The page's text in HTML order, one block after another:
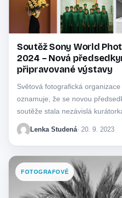
Soutěž Sony World
2024 – Nová
připravované výstavy
Světová fotografická
oznamuje, že se novou
soutěže stala nezávislá
fotografie…
Lenka Studená· 20. 9. 2023
FOTOGRAFOVÉ